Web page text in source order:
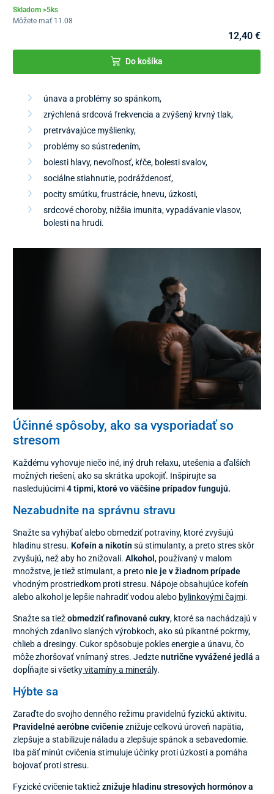
Skladom >5ks
Môžete mať 11.08
12,40 €
Do košíka
únava a problémy so spánkom,
zrýchlená srdcová frekvencia a zvýšený krvný tlak,
pretrvávajúce myšlienky,
problémy so sústredením,
bolesti hlavy, nevoľnosť, kŕče, bolesti svalov,
sociálne stiahnutie, podráždenosť,
pocity smútku, frustrácie, hnevu, úzkosti,
srdcové choroby, nižšia imunita, vypadávanie vlasov,
bolesti na hrudi.
Účinné spôsoby, ako sa vysporiadať so
stresom
Každému vyhovuje niečo iné, iný druh relaxu, utešenia a ďalších
možných riešení, ako sa skrátka upokojiť. Inšpirujte sa
nasledujúcimi4 tipmi, ktoré vo väčšine prípadov fungujú.
Nezabudnite na správnu stravu
Snažte sa vyhýbať alebo obmedziť potraviny, ktoré zvyšujú
hladinu stresu. Kofeín a nikotín sú stimulanty, a preto stres skôr
zvyšujú, než aby ho znižovali. Alkohol , používaný v malom
množstve, je tiež stimulant, a pretonie je v žiadnom prípade
vhodným prostriedkom proti stresu. Nápoje obsahujúce kofeín
alebo alkohol je lepšie nahradiť vodou alebo bylinkovými čajmi.
Snažte sa tiežobmedziť rafinované cukry, ktoré sa nachádzajú v
mnohých zdanlivo slaných výrobkoch, ako sú pikantné pokrmy,
chlieb a dresingy. Cukor spôsobuje pokles energie a únavu, čo
môže zhoršovať vnímaný stres. Jedztenutrične vyvážené jedlá a
dopĺňajte si všetkyvitamíny a minerály.
Hýbte sa
Zaraďte do svojho denného režimu pravidelnú fyzickú aktivitu.
Pravidelné aeróbne cvičenieznižuje celkovú úroveň napätia,
zlepšuje a stabilizuje náladu a zlepšuje spánok a sebavedomie.
Iba päť minút cvičenia stimuluje účinky proti úzkosti a pomáha
bojovať proti stresu.
Fyzické cvičenie taktiežznižuje hladinu stresových hormónov a